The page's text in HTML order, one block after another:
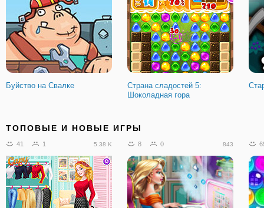
Буйство на Свалке
Страна сладостей 5:
Шоколадная гора
ТОПОВЫЕ И НОВЫЕ ИГРЫ
41 1 5.38 K 8 0 843